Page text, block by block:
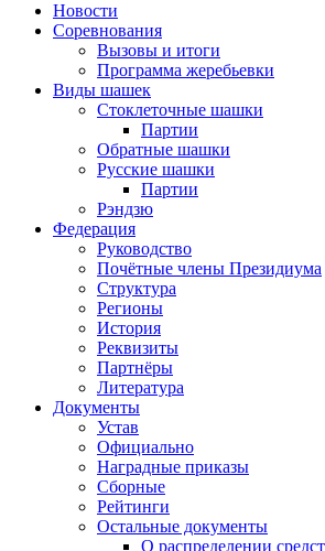
Новости
Соревнования
Вызовы и итоги
Программа жеребьевки
Виды шашек
Стоклеточные шашки
Партии
Обратные шашки
Русские шашки
Партии
Рэндзю
Федерация
Руководство
Почётные члены Президиума
Структура
Регионы
История
Реквизиты
Партнёры
Литература
Документы
Устав
Официально
Наградные приказы
Сборные
Рейтинги
Остальные документы
О распределении